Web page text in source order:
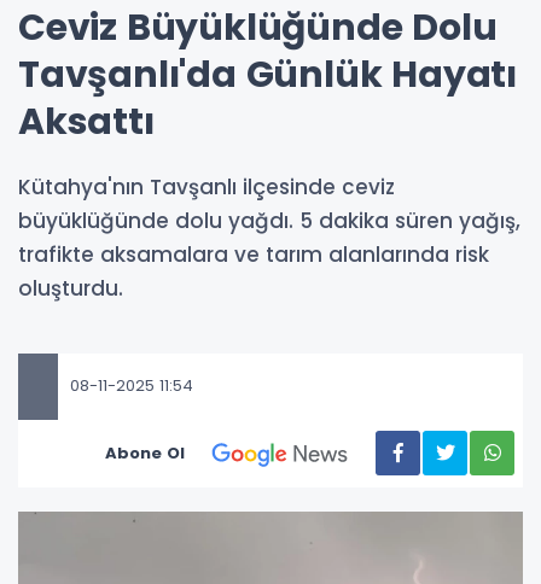
Ceviz Büyüklüğünde Dolu
Tavşanlı'da Günlük Hayatı
Aksattı
Kütahya'nın Tavşanlı ilçesinde ceviz
büyüklüğünde dolu yağdı. 5 dakika süren yağış,
trafikte aksamalara ve tarım alanlarında risk
oluşturdu.
08-11-2025 11:54
Abone Ol